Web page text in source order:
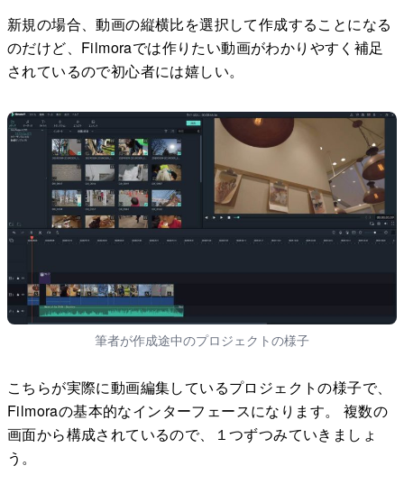
新規の場合、動画の縦横比を選択して作成することになる
のだけど、Filmoraでは作りたい動画がわかりやすく補足
されているので初心者には嬉しい。
筆者が作成途中のプロジェクトの様子
こちらが実際に動画編集しているプロジェクトの様子で、
Filmoraの基本的なインターフェースになります。 複数の
画面から構成されているので、１つずつみていきましょ
う。